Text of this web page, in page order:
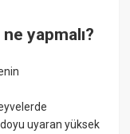
yapmalı?
uyaran yüksek